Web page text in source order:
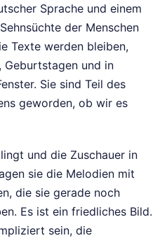
Sprache und einem
der Menschen
Texte werden bleiben,
Geburtstagen und in
Sie sind Teil des
geworden, ob wir es
und die Zuschauer in
sie die Melodien mit
die sie gerade noch
Es ist ein friedliches Bild.
sein, die